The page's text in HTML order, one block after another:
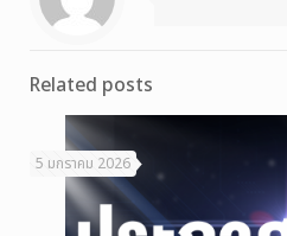
Related posts
5 มกราคม 2026